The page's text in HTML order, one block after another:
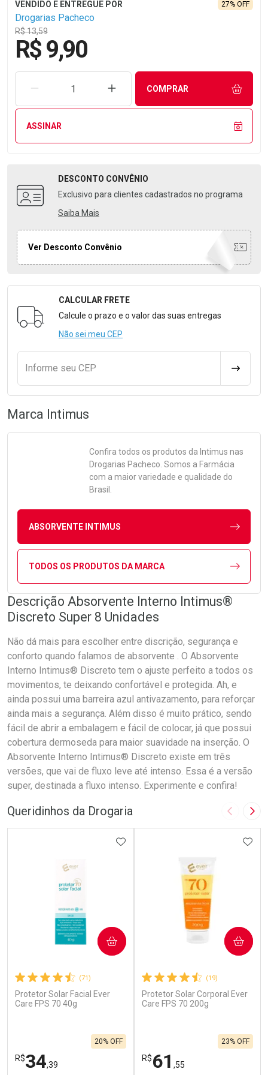
Drogarias Pacheco
R$ 13,59
27% OFF
R$ 9,90
REMOVER UMA UNIDADEAUMENTAR UMA UNIDADE
COMPRAR
ASSINAR
DESCONTO CONVÊNIO
Exclusivo para clientes cadastrados no programa
Saiba Mais
Ver Desconto Convênio
Formulário para Calcular o Frete
CALCULAR FRETE
Calcule o prazo e o valor das suas entregas
Não sei meu CEP
Informe seu CEP
Marca Intimus
Confira todos os produtos da Intimus nas
Drogarias Pacheco. Somos a Farmácia
com a maior variedade e qualidade do
Brasil.
ABSORVENTE INTIMUS
TODOS OS PRODUTOS DA MARCA
Descrição Absorvente Interno Intimus®
Discreto Super 8 Unidades
Não dá mais para escolher entre discrição, segurança e
conforto quando falamos de absorvente . O Absorvente
Interno Intimus® Discreto tem o ajuste perfeito a todos os
movimentos, te deixando confortável e protegida. Ah, e
ainda possui uma barreira azul antivazamento, para reforçar
ainda mais a segurança. Além disso é muito prático, sendo
fácil de abrir a embalagem e fácil de colocar, já que possui
cobertura dermoseda para maior suavidade na inserção. O
Absorvente Interno Intimus® Discreto existe em três
versões, que vai de fluxo leve até intenso. Essa é a versão
super, destinada a fluxo intenso. Experimente e confira!
Queridinhos da Drogaria Imagem
(71)
Protetor Solar Facial Ever
Care FPS 70 40g
R$34,39
20% OFF
ADICIONAR AOS FAVORITOS
COMPRAR
(19)
Protetor Solar Corporal Ever
Care FPS 70 200g
R$61 ,55
23% OFF
COMPRAR